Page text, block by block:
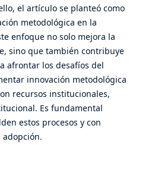
el artículo se planteó como
metodológica en la
enfoque no solo mejora la
sino que también contribuye
afrontar los desafíos del
innovación metodológica
recursos institucionales,
Es fundamental
estos procesos y con